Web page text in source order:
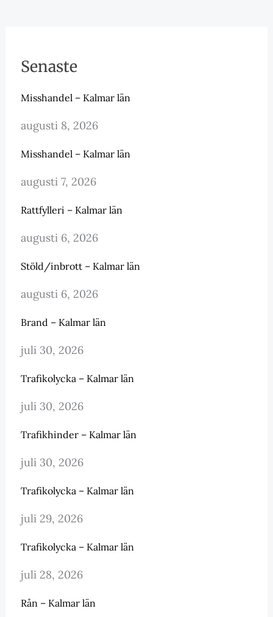
Senaste
Misshandel – Kalmar län
augusti 8, 2026
Misshandel – Kalmar län
augusti 7, 2026
Rattfylleri – Kalmar län
augusti 6, 2026
Stöld/inbrott – Kalmar län
augusti 6, 2026
Brand – Kalmar län
juli 30, 2026
Trafikolycka – Kalmar län
juli 30, 2026
Trafikhinder – Kalmar län
juli 30, 2026
Trafikolycka – Kalmar län
juli 29, 2026
Trafikolycka – Kalmar län
juli 28, 2026
Rån – Kalmar län